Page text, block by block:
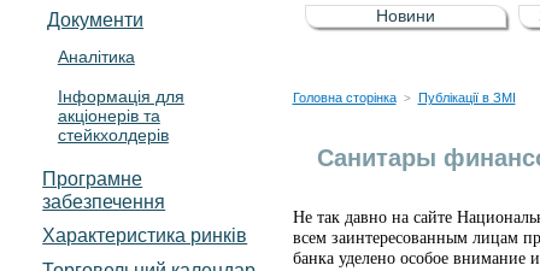
5 серпня 2026 р.
Зі
UA4000232607)
4 серпня 2026 р.
До
Документи
Аналітика
Інформація для
акціонерів та
стейкхолдерів
Програмне
забезпечення
Характеристика pинків
Новини
Головна сторінка > Публікації в ЗМІ
Санитары
Не так давно на сайте
всем заинтересованным лицам
банка уделено особое внимание